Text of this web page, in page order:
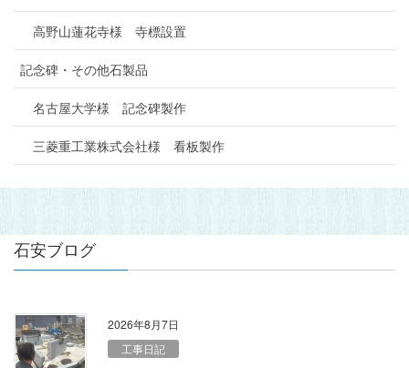
高野山蓮花寺様 寺標設置
記念碑・その他石製品
名古屋大学様 記念碑製作
三菱重工業株式会社様 看板製作
石安ブログ
2026年8月7日
工事日記